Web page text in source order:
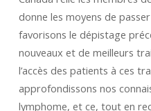
donne les moyens de
favorisons le dépistage
nouveaux et de meilleurs
l’accès des patients à ces
approfondissons nos
lymphome, et ce, tout en